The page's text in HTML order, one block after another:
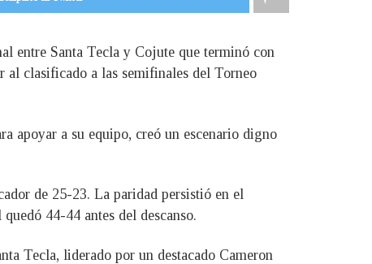
entre Santa Tecla y Cojute que terminó con
clasificado a las semifinales del Torneo
apoyar a su equipo, creó un escenario digno
de 25-23. La paridad persistió en el
44-44 antes del descanso.
Tecla, liderado por un destacado Cameron